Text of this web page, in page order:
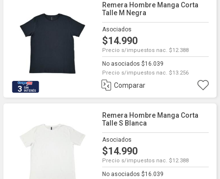
3
Remera Hombre Manga Corta
Talle M Negra
Asociados
$14.990
Precio s/impuestos nac. $12.388
No asociados $16.039
Precio s/impuestos nac. $13.256
Comparar
Remera Hombre Manga Corta
Talle S Blanca
Asociados
$14.990
Precio s/impuestos nac. $12.388
No asociados $16.039